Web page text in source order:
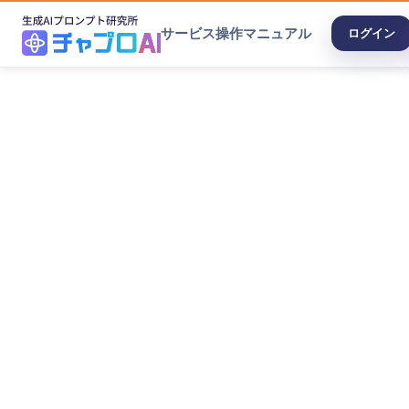
サービス操作マニュアル ログイン